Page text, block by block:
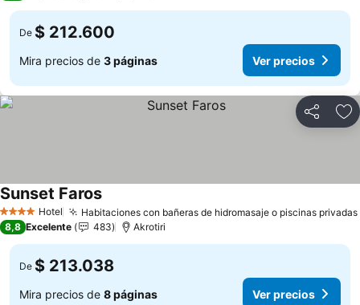
De $ 212.600
Mira precios de 3 páginas Ver precios
Compartir
4 EstrellasHotel Habitaciones con bañeras de hidromasaje o piscinas privadas
Sunset FarosVer precios
8,8 Excelente 483 Akrotiri
De $ 213.038
Mira precios de 8 páginas Ver precios